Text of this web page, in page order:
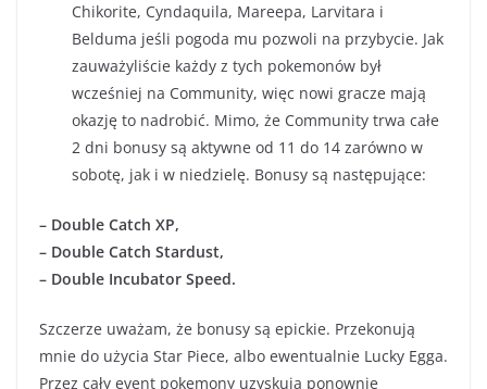
Chikorite, Cyndaquila, Mareepa, Larvitara i
Belduma jeśli pogoda mu pozwoli na przybycie. Jak
zauważyliście każdy z tych pokemonów był
wcześniej na Community, więc nowi gracze mają
okazję to nadrobić. Mimo, że Community trwa całe
2 dni bonusy są aktywne od 11 do 14 zarówno w
sobotę, jak i w niedzielę. Bonusy są następujące:
– Double Catch XP,
– Double Catch Stardust,
– Double Incubator Speed.
Szczerze uważam, że bonusy są epickie. Przekonują
mnie do użycia Star Piece, albo ewentualnie Lucky Egga.
Przez cały event pokemony uzyskują ponownie